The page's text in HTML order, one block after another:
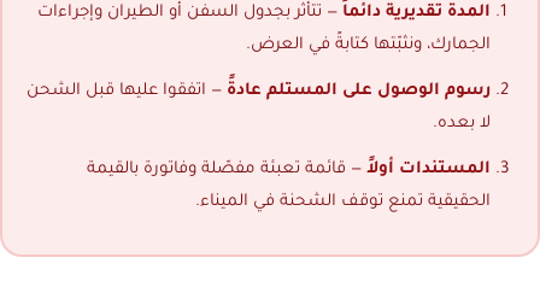
المدة تقديرية دائماً — تتأثر بجدول السفن أو الطيران وإجراءات
الجمارك، ونثبّتها كتابةً في العرض.
رسوم الوصول على المستلم عادةً — اتفقوا عليها قبل الشحن
لا بعده.
المستندات أولاً — قائمة تعبئة مفصّلة وفاتورة بالقيمة
الحقيقية تمنع توقف الشحنة في الميناء.